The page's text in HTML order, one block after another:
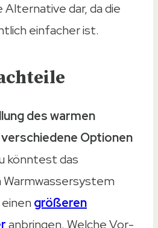
Alternative dar, da die
einfacher ist.
des warmen
Optionen
könntest das
Warmwassersystem
größeren
anbringen. Welche Vor-